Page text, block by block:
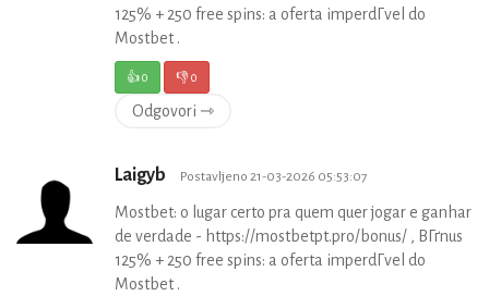
125% + 250 free spins: a oferta imperdГ­vel do
Mostbet .
👍0 👎0
Odgovori ⇾
Laigyb Postavljeno 21-03-2026 05:53:07
Mostbet: o lugar certo pra quem quer jogar e ganhar
de verdade - https://mostbetpt.pro/bonus/ , BГґnus
125% + 250 free spins: a oferta imperdГ­vel do
Mostbet .